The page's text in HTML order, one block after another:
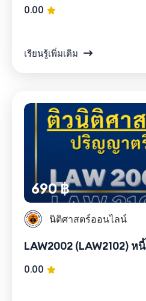
0.00
เรียนรู้เพิ่มเติม
690 ฿
นิติศาสตร์ออนไลน์
LAW2002 (LAW2102) หนี้
0.00